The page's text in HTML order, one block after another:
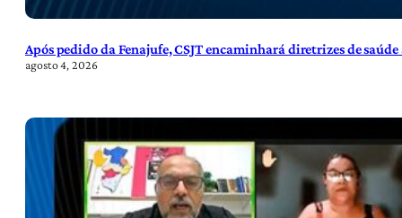
Após pedido da Fenajufe, CSJT encaminhará diretrizes de
agosto 4, 2026